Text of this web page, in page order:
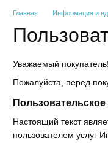
Главная Информация и
Уважаемый покупатель!
Пожалуйста, перед
Настоящий текст
пользователем услуг